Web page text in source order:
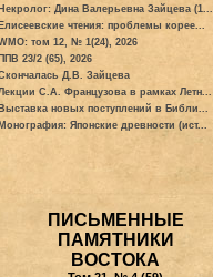
Некролог: Дина Валерьевна Зайцева (1...
Елисеевские чтения: проблемы корее...
том 12, № 1(24), 2026
ППВ 23/2 (65), 2026
Д.В. Зайцева
С.А. Французова в рамках Летн...
Выставка новых поступлений в Библи...
Монография: Японские древности (ист...
ПИСЬМЕННЫЕ
ПАМЯТНИКИ
ВОСТОКА